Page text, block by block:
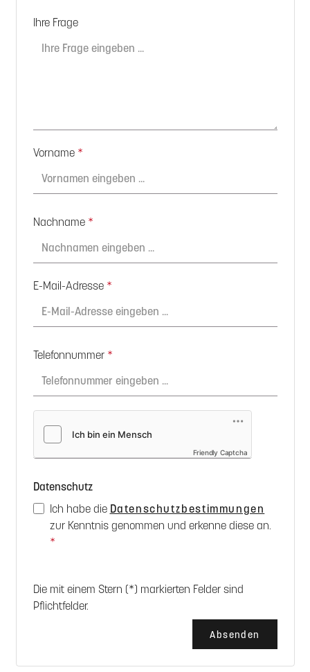
Ihre Frage
Vorname *
Nachname *
E-Mail-Adresse *
Telefonnummer *
Friendly Captcha
Datenschutz
Ich habe die Datenschutzbestimmungen
zur Kenntnis genommen und erkenne diese an.
*
Die mit einem Stern (*) markierten Felder sind
Pflichtfelder.
Absenden